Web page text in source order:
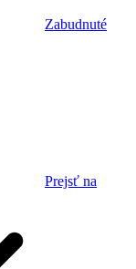
Zabudnuté
Prejsť na